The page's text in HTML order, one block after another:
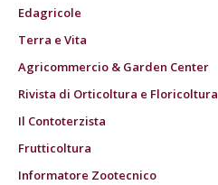
Edagricole
Terra e Vita
Agricommercio & Garden Center
Rivista di Orticoltura e Floricoltura
Il Contoterzista
Frutticoltura
Informatore Zootecnico